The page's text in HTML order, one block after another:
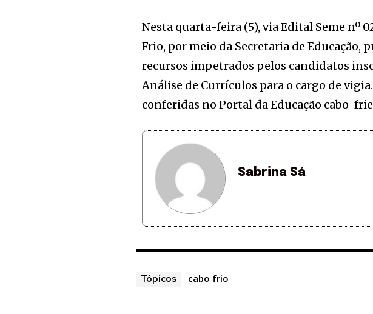
Nesta quarta-feira (5), via Edital Seme nº
Frio, por meio da Secretaria de Educação,
recursos impetrados pelos candidatos
Análise de Currículos para o cargo de
conferidas no Portal da Educação cabo-
Sabrina Sá
Tópicos cabo frio